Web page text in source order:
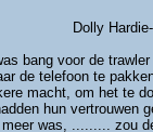
bang voor de
de telefoon te
macht, om het te
hun vertrouwen
was, ......... zou